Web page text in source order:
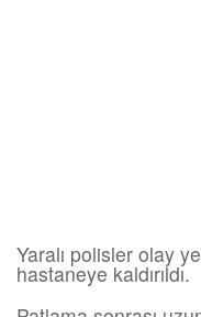
Yaralı polisler olay
hastaneye kaldırıldı.